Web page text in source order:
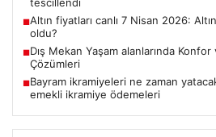
tescillendi
■Altın fiyatları canlı 7 Nisan 2026:
oldu?
■Dış Mekan Yaşam alanlarında
Çözümleri
■Bayram ikramiyeleri ne zaman
emekli ikramiye ödemeleri